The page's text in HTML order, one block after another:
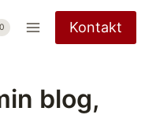
0 Kontakt
blog,